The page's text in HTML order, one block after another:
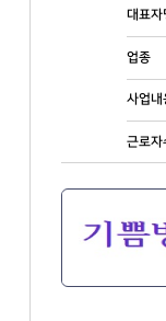
대표자
업종
사업내
근로자